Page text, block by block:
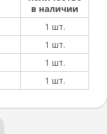
в наличии
1 шт.
1 шт.
1 шт.
1 шт.